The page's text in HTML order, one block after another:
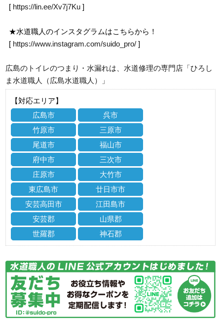
[ https://lin.ee/Xv7j7Ku ]
★水道職人のインスタグラムはこちらから！
[ https://www.instagram.com/suido_pro/ ]
広島のトイレのつまり・水漏れは、水道修理の専門店「ひろし
ま水道職人（広島水道職人）」
【対応エリア】
広島市
呉市
竹原市
三原市
尾道市
福山市
府中市
三次市
庄原市
大竹市
東広島市
廿日市市
安芸高田市
江田島市
安芸郡
山県郡
世羅郡
神石郡